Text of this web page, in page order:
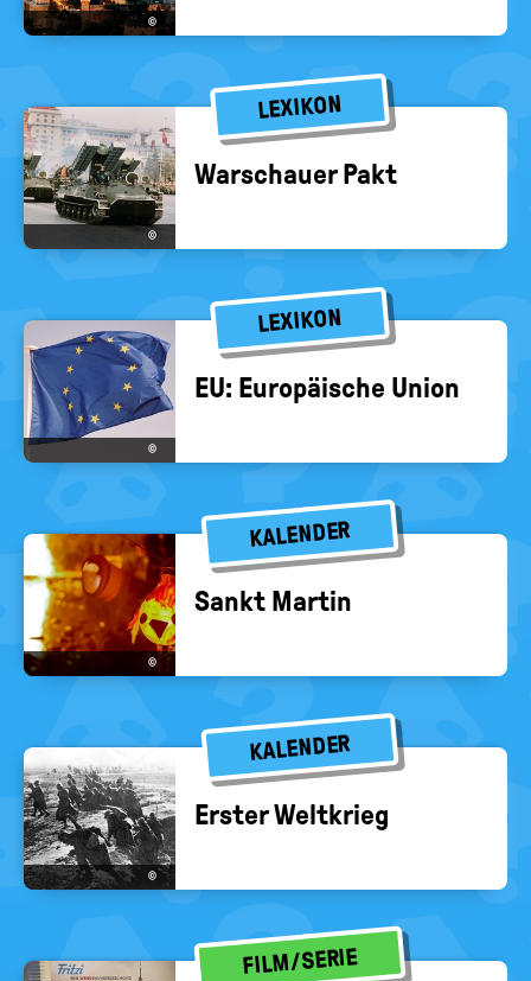
©
LEXIKON
©
War­schau­er Pakt
LEXIKON
©
EU: Eu­ro­päi­sche Union
KALENDER
©
Sankt Mar­tin
KALENDER
©
Ers­ter Welt­krieg
FILM/SERIE